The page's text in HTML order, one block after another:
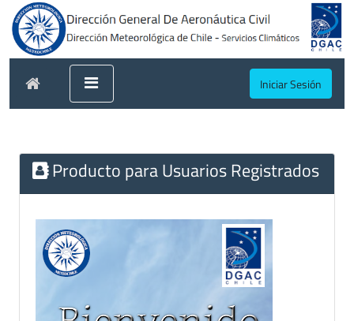
Iniciar Sesión
Producto para Usuarios Registrados